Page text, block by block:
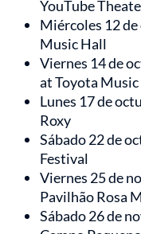
YouTube
Miércoles 12
Music Hall
Viernes 14 de
at Toyota
Lunes 17 de
Roxy
Sábado 22 de
Festival
Viernes 25 de
Pavilhão Rosa
Sábado 26 de